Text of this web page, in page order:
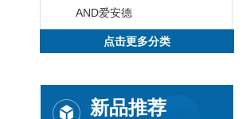
AND爱安德
点击更多分类
新品推荐